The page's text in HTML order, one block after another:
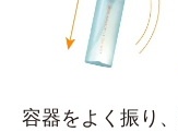
容器をよく振り